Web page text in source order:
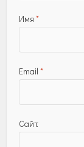
Имя *
Email *
Сайт